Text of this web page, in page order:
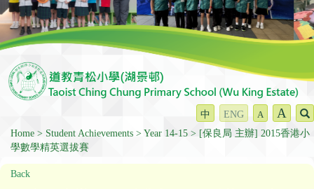
中 ENG A A
Home Student Achievements Year 14-15
[保良局 主辦] 2015香港小
學數學精英選拔賽
Back